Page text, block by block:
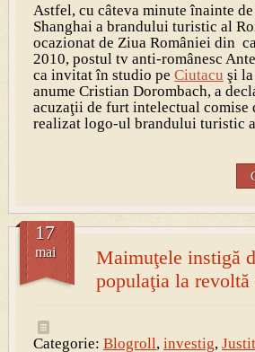
Astfel, cu câteva minute înainte
Shanghai a brandului turistic al
ocazionat de Ziua României din
2010, postul tv anti-românesc
ca invitat în studio pe Ciutacu şi
anume Cristian Dorombach, a
acuzaţii de furt intelectual comise
realizat logo-ul brandului turistic
Maimuţele instigă
populaţia la revoltă
17
mai
Categorie: Blogroll, investig,